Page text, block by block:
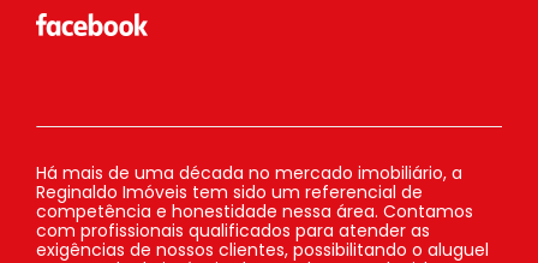
Há mais de uma década no mercado imobiliário, a
Reginaldo Imóveis tem sido um referencial de
competência e honestidade nessa área. Contamos
com profissionais qualificados para atender as
exigências de nossos clientes, possibilitando o aluguel